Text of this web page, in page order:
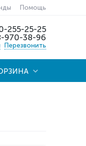
Помощь
255-25-25
970-38-96
Перезвонить